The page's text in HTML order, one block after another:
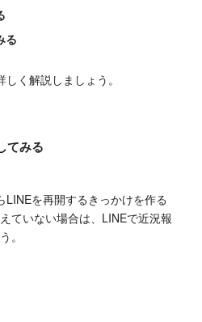
る
く解説しましょう。
てみる
LINEを再開するきっかけを作る
ていない場合は、LINEで近況報
。